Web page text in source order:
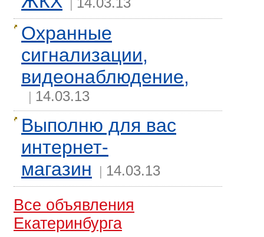
|
Охранные
сигнализации,
видеонаблюдение,
| 14.03.13
Выполню для вас
интернет-
магазин | 14.03.13
Все объявления
Екатеринбурга